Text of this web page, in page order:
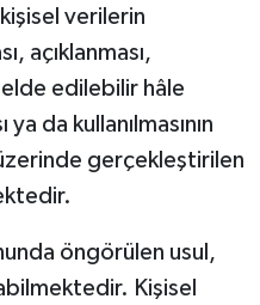
verilerin
açıklanması,
elde edilebilir hâle
ya da kullanılmasının
gerçekleştirilen
öngörülen usul,
Kişisel